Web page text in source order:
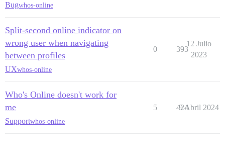
Bugwhos-online
Split-second online indicator on
wrong user when navigating
between profiles
UXwhos-online
0 393
12 Julio
2023
Who's Online doesn't work for
me
Supportwhos-online
5 424
9 Abril 2024